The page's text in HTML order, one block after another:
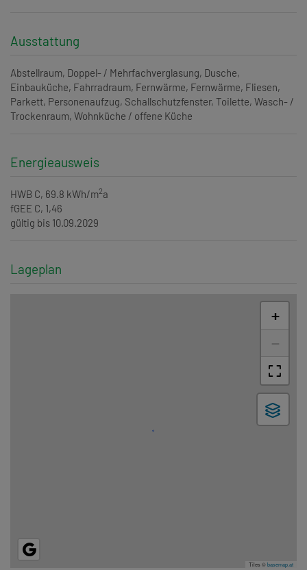
Ausstattung
Abstellraum Doppel- / Mehrfachverglasung Dusche
Einbauküche Fahrradraum Fernwärme Fernwärme Fliesen
Parkett Personenaufzug Schallschutzfenster Toilette Wasch- /
Trockenraum Wohnküche / offene Küche
Energieausweis
HWB C, 69.8 kWh/m2a
fGEE C, 1,46
gültig bis 10.09.2029
Lageplan
+
−
Tiles ©basemap.at